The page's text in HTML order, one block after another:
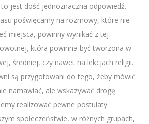
to jest dość jednoznaczna odpowiedź.
poświęcamy na rozmowy, które nie
miejsca, powinny wynikać z tej
która powinna być tworzona w
średniej, czy nawet na lekcjach religii.
są przygotowani do tego, żeby mówić
namawiać, ale wskazywać drogę.
realizować pewne postulaty
społeczeństwie, w różnych grupach,